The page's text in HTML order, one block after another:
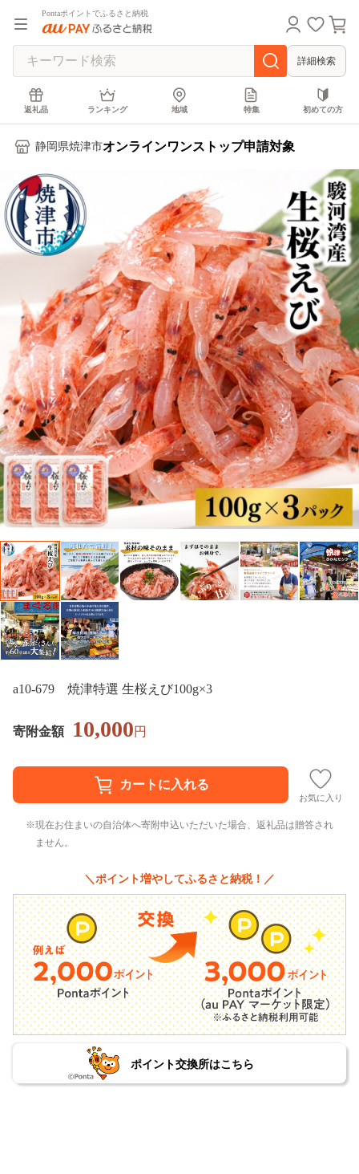
Pontaポイントでふるさと納税
詳細検索
返礼品 ランキング 地域 特集 初めての方
静岡県焼津市オンラインワンストップ申請対象
a10-679 焼津特選 生桜えび100g×3
寄附金額 10,000円
お気に入り
現在お住まいの自治体へ寄附申込いただいた場合、返礼品は贈答され
ません。
＼ポイント増やしてふるさと納税！／
ポイント交換所はこちら